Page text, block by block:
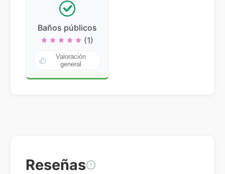
Baños públicos
(1)
Valoración
general
Reseñas